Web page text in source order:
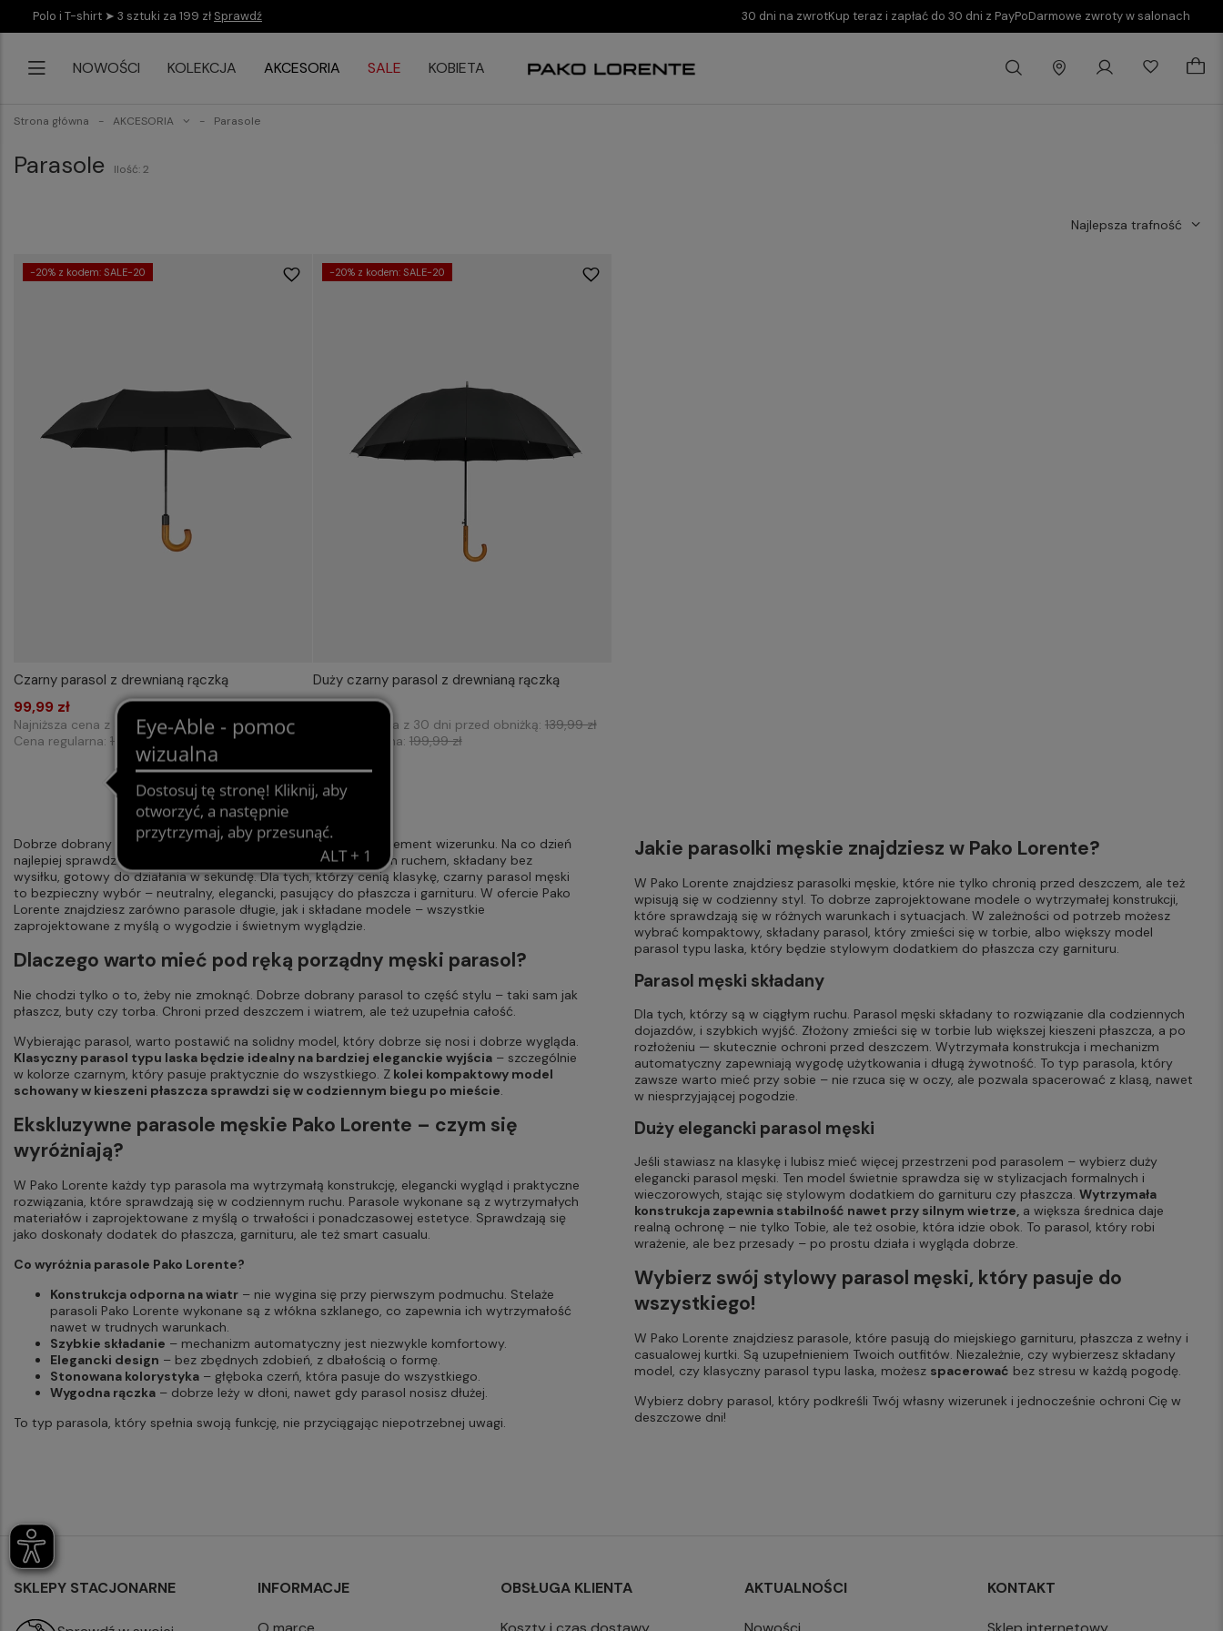
Polo i T-shirt ➤ 3 sztuki za 199 zł Sprawdź 30 dni na zwrotKup teraz i zapłać do 30 dni z PayPoDarmowe zwroty w salonach
NOWOŚCI KOLEKCJA AKCESORIA SALE KOBIETA
Strona główna AKCESORIA Parasole
Parasole Ilość: 2
Najlepsza trafność
-20% z kodem: SALE-20
Dodaj do koszyka
Czarny parasol z drewnianą rączką
99,99 zł
Najniższa cena z 30 dni przed obniżką:139,99 zł
Cena regularna: 199,99 zł
-20% z kodem: SALE-20
Duży czarny parasol z drewnianą rączką
99,99 zł
Najniższa cena z 30 dni przed obniżką: 139,99 zł
Cena regularna: 199,99 zł
Dobrze dobrany parasol to ochrona przed deszczem, ale też element wizerunku. Na co dzień
najlepiej sprawdza się parasol automatyczny: otwierany jednym ruchem, składany bez
wysiłku, gotowy do działania w sekundę. Dla tych, którzy cenią klasykę, czarny parasol męski
to bezpieczny wybór – neutralny, elegancki, pasujący do płaszcza i garnituru. W ofercie Pako
Lorente znajdziesz zarówno parasole długie, jak i składane modele – wszystkie
zaprojektowane z myślą o wygodzie i świetnym wyglądzie.
Dlaczego warto mieć pod ręką porządny męski parasol?
Nie chodzi tylko o to, żeby nie zmoknąć. Dobrze dobrany parasol to część stylu – taki sam jak
płaszcz, buty czy torba. Chroni przed deszczem i wiatrem, ale też uzupełnia całość.
Wybierając parasol, warto postawić na solidny model, który dobrze się nosi i dobrze wygląda.
Klasyczny parasol typu laska będzie idealny na bardziej eleganckie wyjścia – szczególnie
w kolorze czarnym, który pasuje praktycznie do wszystkiego. Z kolei kompaktowy model
schowany w kieszeni płaszcza sprawdzi się w codziennym biegu po mieście.
Ekskluzywne parasole męskie Pako Lorente – czym się
wyróżniają?
W Pako Lorente każdy typ parasola ma wytrzymałą konstrukcję, elegancki wygląd i praktyczne
rozwiązania, które sprawdzają się w codziennym ruchu. Parasole wykonane są z wytrzymałych
materiałów i zaprojektowane z myślą o trwałości i ponadczasowej estetyce. Sprawdzają się
jako doskonały dodatek do płaszcza, garnituru, ale też smart casualu.
Co wyróżnia parasole Pako Lorente?
Konstrukcja odporna na wiatr – nie wygina się przy pierwszym podmuchu. Stelaże
parasoli Pako Lorente wykonane są z włókna szklanego, co zapewnia ich wytrzymałość
nawet w trudnych warunkach.
Szybkie składanie – mechanizm automatyczny jest niezwykle komfortowy.
Elegancki design – bez zbędnych zdobień, z dbałością o formę.
Stonowana kolorystyka – głęboka czerń, która pasuje do wszystkiego.
Wygodna rączka – dobrze leży w dłoni, nawet gdy parasol nosisz dłużej.
To typ parasola, który spełnia swoją funkcję, nie przyciągając niepotrzebnej uwagi.
Jakie parasolki męskie znajdziesz w Pako Lorente?
W Pako Lorente znajdziesz parasolki męskie, które nie tylko chronią przed deszczem, ale też
wpisują się w codzienny styl. To dobrze zaprojektowane modele o wytrzymałej konstrukcji,
które sprawdzają się w różnych warunkach i sytuacjach. W zależności od potrzeb możesz
wybrać kompaktowy, składany parasol, który zmieści się w torbie, albo większy model
parasol typu laska, który będzie stylowym dodatkiem do płaszcza czy garnituru.
Parasol męski składany
Dla tych, którzy są w ciągłym ruchu. Parasol męski składany to rozwiązanie dla codziennych
dojazdów, i szybkich wyjść. Złożony zmieści się w torbie lub większej kieszeni płaszcza, a po
rozłożeniu — skutecznie ochroni przed deszczem. Wytrzymała konstrukcja i mechanizm
automatyczny zapewniają wygodę użytkowania i długą żywotność. To typ parasola, który
zawsze warto mieć przy sobie – nie rzuca się w oczy, ale pozwala spacerować z klasą, nawet
w niesprzyjającej pogodzie.
Duży elegancki parasol męski
Jeśli stawiasz na klasykę i lubisz mieć więcej przestrzeni pod parasolem – wybierz duży
elegancki parasol męski. Ten model świetnie sprawdza się w stylizacjach formalnych i
wieczorowych, stając się stylowym dodatkiem do garnituru czy płaszcza. Wytrzymała
konstrukcja zapewnia stabilność nawet przy silnym wietrze, a większa średnica daje
realną ochronę – nie tylko Tobie, ale też osobie, która idzie obok. To parasol, który robi
wrażenie, ale bez przesady – po prostu działa i wygląda dobrze.
Wybierz swój stylowy parasol męski, który pasuje do
wszystkiego!
W Pako Lorente znajdziesz parasole, które pasują do miejskiego garnituru, płaszcza z wełny i
casualowej kurtki. Są uzupełnieniem Twoich outfitów. Niezależnie, czy wybierzesz składany
model, czy klasyczny parasol typu laska, możesz spacerować bez stresu w każdą pogodę.
Wybierz dobry parasol, który podkreśli Twój własny wizerunek i jednocześnie ochroni Cię w
deszczowe dni!
SKLEPY STACJONARNE INFORMACJE OBSŁUGA KLIENTA AKTUALNOŚCI KONTAKT